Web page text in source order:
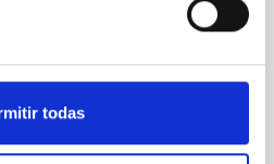
todas
noon provide powerful
quenching and stellar
the cores of these